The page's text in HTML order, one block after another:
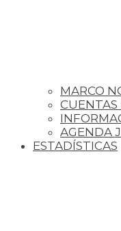
MARCO
CUENTAS
AGENDA
ESTADÍSTICAS